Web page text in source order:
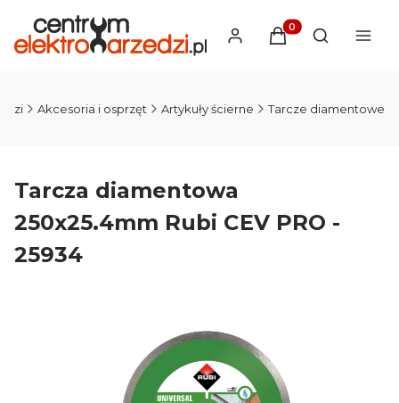
Produkty w
Otwórz
Akcesoria i osprzęt Artykuły ścierne Tarcze diamentowe
Tarcza diamentowa
250x25.4mm Rubi CEV PRO -
25934